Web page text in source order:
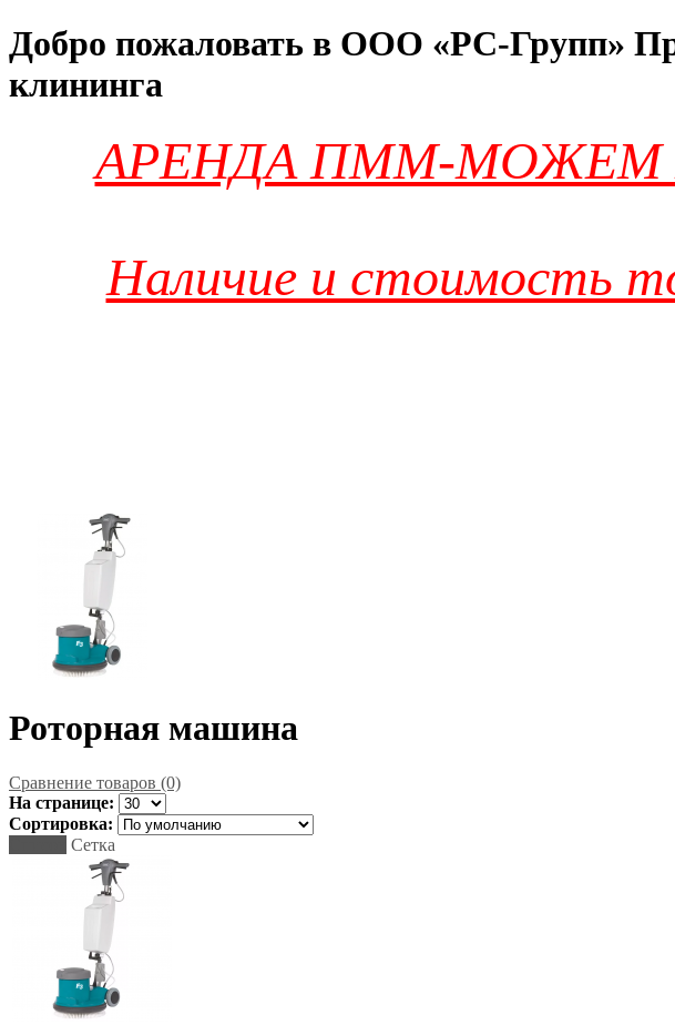
Добро пожаловать в ООО «РС-Групп»
клининга
АРЕНДА ПММ-МОЖЕМ
Наличие и стоимость
Роторная машина
Сравнение товаров (0)
На странице:
Сортировка:
Сетка